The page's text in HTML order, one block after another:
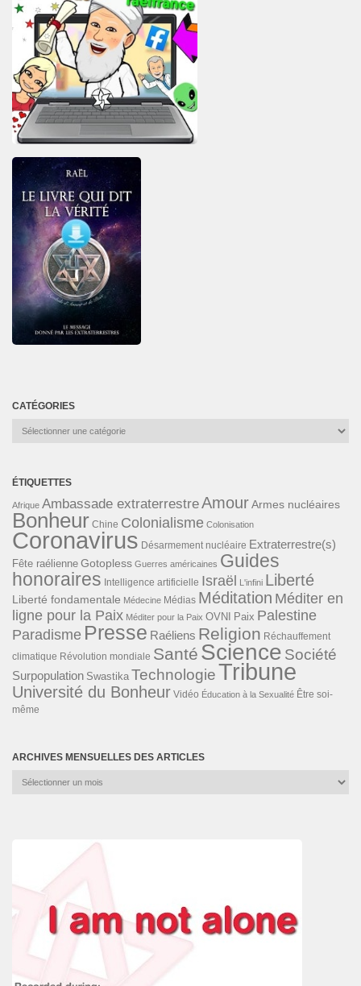
CATÉGORIES
Catégories
ÉTIQUETTES
Afrique Ambassade extraterrestreAmourArmes nucléaires
Bonheur Chine Colonialisme Colonisation
Coronavirus Désarmement nucléaire Extraterrestre(s)
Fête raélienne Gotopless Guerres américaines Guides
honoraires Intelligence artificielle Israël L'infini Liberté
Liberté fondamentale Médecine Médias Méditation Méditer en
ligne pour la Paix Méditer pour la Paix OVNI Paix Palestine
Paradisme Presse Raéliens Religion Réchauffement
climatique Révolution mondiale Santé Science Société
Surpopulation Swastika TechnologieTribune
Université du Bonheur Vidéo Éducation à la Sexualité Être soi-
même
ARCHIVES MENSUELLES DES ARTICLES
Archives